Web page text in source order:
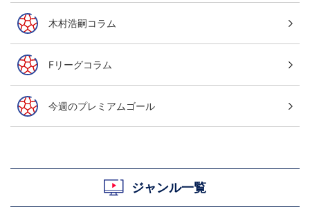
木村浩嗣コラム
Fリーグコラム
今週のプレミアムゴール
ジャンル一覧